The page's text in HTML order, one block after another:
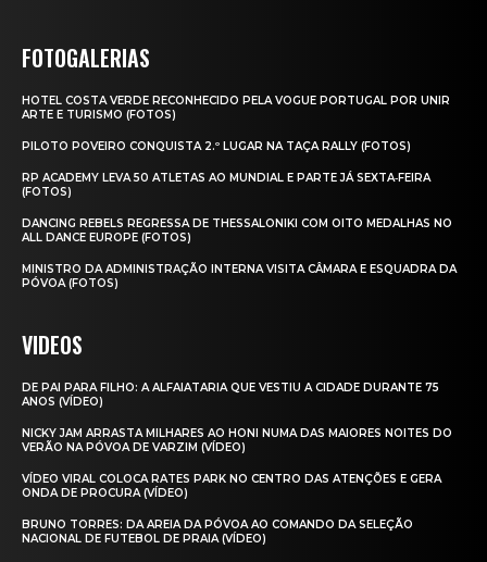
FOTOGALERIAS
HOTEL COSTA VERDE RECONHECIDO PELA VOGUE PORTUGAL POR UNIR
ARTE E TURISMO (FOTOS)
PILOTO POVEIRO CONQUISTA 2.º LUGAR NA TAÇA RALLY (FOTOS)
RP ACADEMY LEVA 50 ATLETAS AO MUNDIAL E PARTE JÁ SEXTA‑FEIRA
(FOTOS)
DANCING REBELS REGRESSA DE THESSALONIKI COM OITO MEDALHAS NO
ALL DANCE EUROPE (FOTOS)
MINISTRO DA ADMINISTRAÇÃO INTERNA VISITA CÂMARA E ESQUADRA DA
PÓVOA (FOTOS)
VIDEOS
DE PAI PARA FILHO: A ALFAIATARIA QUE VESTIU A CIDADE DURANTE 75
ANOS (VÍDEO)
NICKY JAM ARRASTA MILHARES AO HONI NUMA DAS MAIORES NOITES DO
VERÃO NA PÓVOA DE VARZIM (VÍDEO)
VÍDEO VIRAL COLOCA RATES PARK NO CENTRO DAS ATENÇÕES E GERA
ONDA DE PROCURA (VÍDEO)
BRUNO TORRES: DA AREIA DA PÓVOA AO COMANDO DA SELEÇÃO
NACIONAL DE FUTEBOL DE PRAIA (VÍDEO)